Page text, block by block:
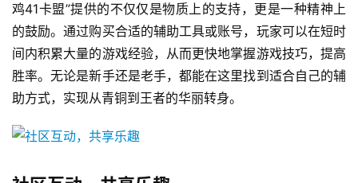
鸡41卡盟”提供的不仅仅是物质上的支持，更是一种精神上
的鼓励。通过购买合适的辅助工具或账号，玩家可以在短时
间内积累大量的游戏经验，从而更快地掌握游戏技巧，提高
胜率。无论是新手还是老手，都能在这里找到适合自己的辅
助方式，实现从青铜到王者的华丽转身。